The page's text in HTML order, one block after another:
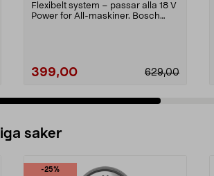
Flexibelt system – passar alla 18 V
Power for All-maskiner. Bosch
399,00 629,00
saker
-25%